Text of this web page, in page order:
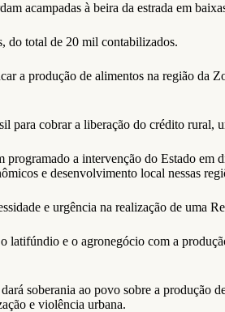
acampadas à beira da estrada em
do total de 20 mil contabilizados.
a produção de alimentos na região da
cobrar a liberação do crédito rural,
a intervenção do Estado
e desenvolvimento local nessas
e urgência na realização de uma
e o agronegócio com a
soberania ao povo sobre a produção
e violência urbana.